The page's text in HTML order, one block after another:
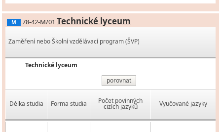
M 78-42-M/01 Technické lyceum
Zaměření nebo Školní vzdělávací program (ŠVP)
Technické lyceum
porovnat
Délka studia Forma studia Počet povinných
cizích jazyků Vyučované jazyky